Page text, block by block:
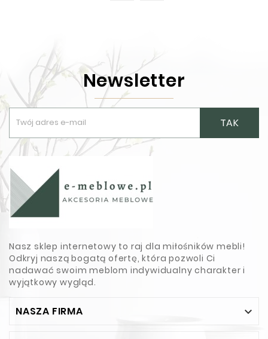
Newsletter
TAK
Nasz sklep internetowy to raj dla miłośników mebli!
Odkryj naszą bogatą ofertę, która pozwoli Ci
nadawać swoim meblom indywidualny charakter i
wyjątkowy wygląd.
NASZA FIRMA 